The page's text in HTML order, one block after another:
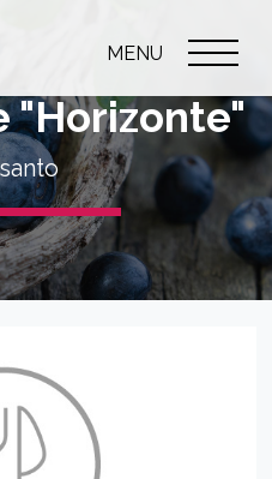
MENU
"Horizonte"